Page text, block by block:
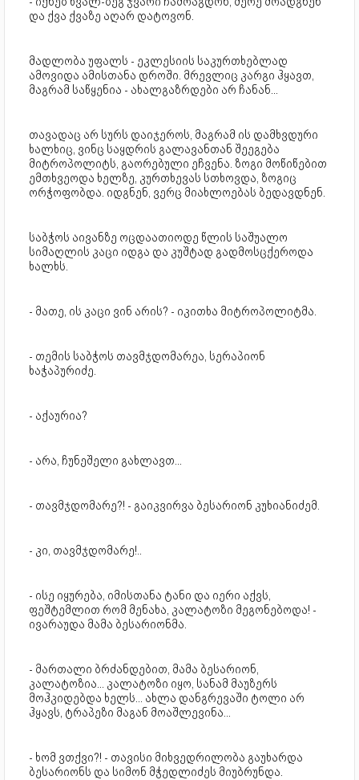
და ქვა ქვაზე აღარ დატოვონ.
მადლობა უფალს - ეკლესიის საკურთხებლად
ამოვიდა ამისთანა დროში. მრევლიც კარგი ჰყავთ,
მაგრამ საწყენია - ახალგაზრდები არ ჩანან...
თავადაც არ სურს დაიჯეროს, მაგრამ ის დამხვდური
ხალხიც, ვინც საყდრის გალავანთან შეეგება
მიტროპოლიტს, გაორებული ეჩვენა. ზოგი მოწიწებით
ემთხვეოდა ხელზე, კურთხევას სთხოვდა, ზოგიც
ორჭოფობდა. იდგნენ, ვერც მიახლოებას ბედავდნენ.
საბჭოს აივანზე ოცდაათიოდე წლის საშუალო
სიმაღლის კაცი იდგა და კუშტად გადმოსცქეროდა
ხალხს.
- მათე, ის კაცი ვინ არის? - იკითხა მიტროპოლიტმა.
- თემის საბჭოს თავმჯდომარეა, სერაპიონ
ხაჭაპურიძე.
- აქაურია?
- არა, ჩუნეშელი გახლავთ...
- თავმჯდომარე?! - გაიკვირვა ბესარიონ კუხიანიძემ.
- კი, თავმჯდომარე!..
- ისე იყურება, იმისთანა ტანი და იერი აქვს,
ფეშტემლით რომ მენახა, კალატოზი მეგონებოდა! -
ივარაუდა მამა ბესარიონმა.
- მართალი ბრძანდებით, მამა ბესარიონ,
კალატოზია... კალატოზი იყო, სანამ მაუზერს
მოჰკიდებდა ხელს... ახლა დანგრევაში ტოლი არ
ჰყავს, ტრაპეზი მაგან მოაშლევინა...
- ხომ ვთქვი?! - თავისი მიხვედრილობა გაუხარდა
ბესარიონს და სიმონ მჭედლიძეს მიუბრუნდა.